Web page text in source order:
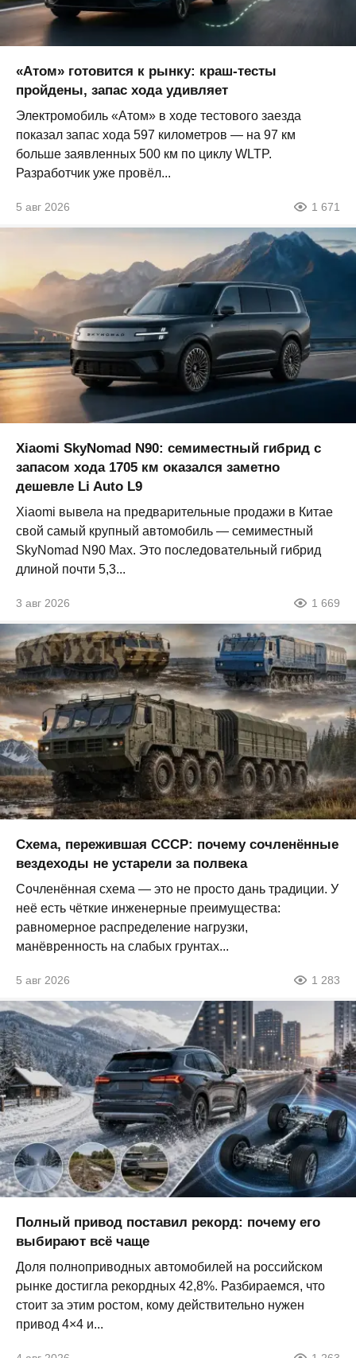
«Атом» готовится к рынку: краш-тесты
пройдены, запас хода удивляет
Электромобиль «Атом» в ходе тестового заезда
показал запас хода 597 километров — на 97 км
больше заявленных 500 км по циклу WLTP.
Разработчик уже провёл...
5 авг 2026 1 671
Xiaomi SkyNomad N90: семиместный гибрид с
запасом хода 1705 км оказался заметно
дешевле Li Auto L9
Xiaomi вывела на предварительные продажи в Китае
свой самый крупный автомобиль — семиместный
SkyNomad N90 Max. Это последовательный гибрид
длиной почти 5,3...
3 авг 2026 1 669
Схема, пережившая СССР: почему сочленённые
вездеходы не устарели за полвека
Сочленённая схема — это не просто дань традиции. У
неё есть чёткие инженерные преимущества:
равномерное распределение нагрузки,
манёвренность на слабых грунтах...
5 авг 2026 1 283
Полный привод поставил рекорд: почему его
выбирают всё чаще
Доля полноприводных автомобилей на российском
рынке достигла рекордных 42,8%. Разбираемся, что
стоит за этим ростом, кому действительно нужен
привод 4×4 и...